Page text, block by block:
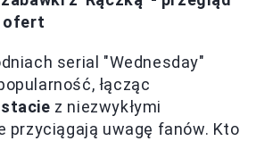
ofert
serial "Wednesday"
łącząc
z niezwykłymi
przyciągają uwagę fanów. Kto